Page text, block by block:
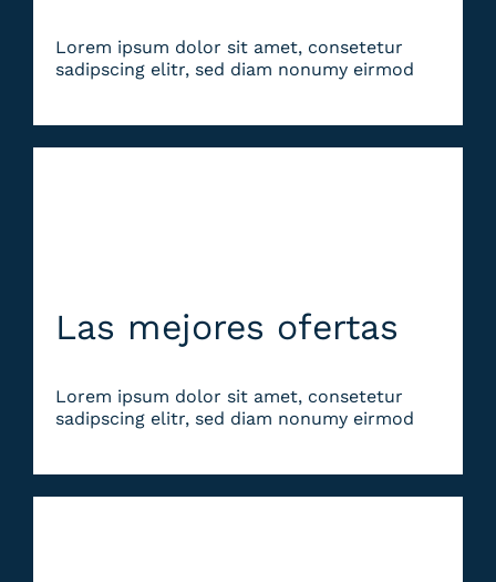
Lorem ipsum dolor sit amet, consetetur
sadipscing elitr, sed diam nonumy eirmod
Las mejores ofertas
Lorem ipsum dolor sit amet, consetetur
sadipscing elitr, sed diam nonumy eirmod